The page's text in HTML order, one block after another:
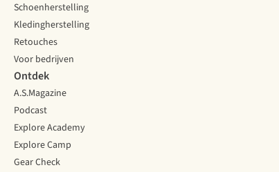
Schoenherstelling
Kledingherstelling
Retouches
Voor bedrijven
Ontdek
A.S.Magazine
Podcast
Explore Academy
Explore Camp
Gear Check